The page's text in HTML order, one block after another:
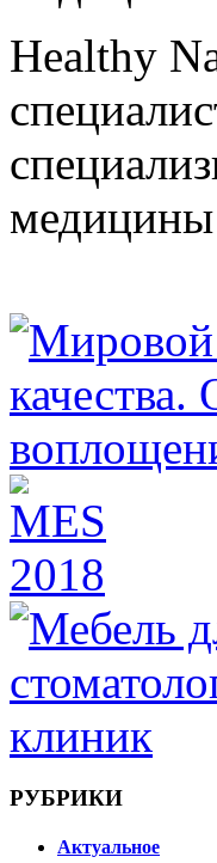
Healthy
РУБРИКИ
Актуальное